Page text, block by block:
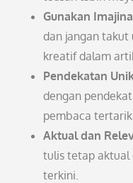
Gunakan
dan jangan takut
kreatif dalam
Pendekatan
dengan
pembaca
Aktual dan
tulis tetap aktual
terkini.